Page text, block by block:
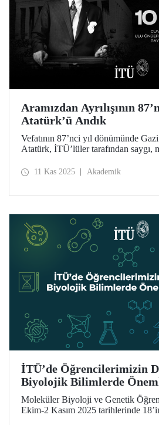
Aramızdan Ayrılışının
Atatürk’ü Andık
Vefatının 87’nci yıl dönümünde
Atatürk, İTÜ’lüler tarafından saygı,
11 Kas 2025 Akademik
İTÜ’de Öğrencilerimizin
Biyolojik Bilimlerde
Moleküler Biyoloji ve Genetik
Ekim-2 Kasım 2025 tarihlerinde